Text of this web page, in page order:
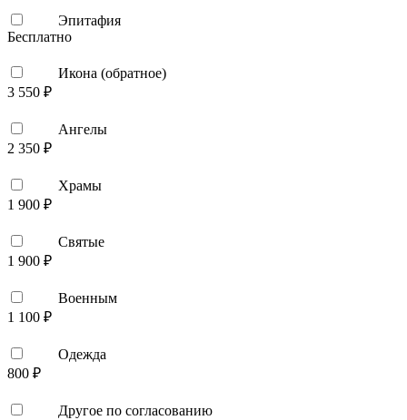
Эпитафия
Бесплатно
Икона (обратное)
3 550 ₽
Ангелы
2 350 ₽
Храмы
1 900 ₽
Святые
1 900 ₽
Военным
1 100 ₽
Одежда
800 ₽
Другое по согласованию